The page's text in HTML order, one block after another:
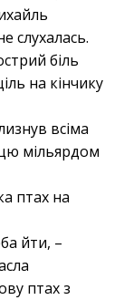
слухалась.
біль
на кінчику
всіма
мільярдом
птах на
йти, –
птах з